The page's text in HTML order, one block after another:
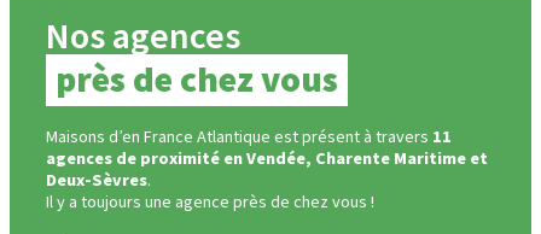
Nos agences
près de chez vous
Maisons d’en France Atlantique est présent à travers 11
agences de proximité en Vendée, Charente Maritime et
Deux-Sèvres.
Il y a toujours une agence près de chez vous !